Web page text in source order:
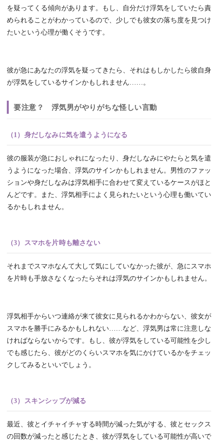
を疑ってくる傾向があります。もし、自分だけ浮気をしていたら責
められることがわかっているので、少しでも彼女の落ち度を見つけ
たいという心理が働くそうです。
彼が急にあなたの浮気を疑ってきたら、それはもしかしたら彼自身
が浮気をしているサインかもしれません……。
要注意？ 浮気男がやりがちな怪しい言動
（1）身だしなみに気を遣うようになる
彼の服装が急におしゃれになったり、身だしなみにやたらと気を遣
うようになった場合、浮気のサインかもしれません。男性のファッ
ションや身だしなみは浮気相手に合わせて変えているケースがほと
んどです。また、浮気相手によく見られたいという心理も働いてい
るかもしれません。
（3）スマホを片時も離さない
それまでスマホなんて大して気にしていなかった彼が、急にスマホ
を片時も手放さなくなったらそれは浮気のサインかもしれません。
浮気相手からいつ連絡が来て彼女に見られるかわからない、彼女が
スマホを勝手にみるかもしれない……など、浮気男は常に注意しな
ければならないからです。もし、彼が浮気をしている可能性を少し
でも感じたら、彼がどのくらいスマホを気にかけているかをチェッ
クしてみるといいでしょう。
（3）スキンシップが減る
最近、彼とイチャイチャする時間が減った気がする、彼とセックス
の回数が減ったと感じたとき、彼が浮気をしている可能性が高いで